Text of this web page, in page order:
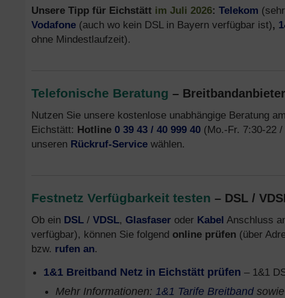
Unsere Tipp für Eichstätt im Juli 2026: Telekom
Vodafone (auch wo kein DSL in Bayern verfügbar ist),
ohne Mindestlaufzeit).
Telefonische Beratung –
Nutzen Sie unsere kostenlose unabhängige Beratung
Eichstätt: Hotline 0 39 43 / 40 999 40 (Mo.-Fr. 7:30-22
unseren Rückruf-Service wählen.
Festnetz Verfügbarkeit testen – DSL /
Ob ein DSL / VDSL, Glasfaser oder Kabel Anschluss
verfügbar), können Sie folgend online prüfen (über
bzw. rufen an.
1&1 Breitband Netz in Eichstätt prüfen – 1&1
Mehr Informationen: 1&1 Tarife Breitbandsowie